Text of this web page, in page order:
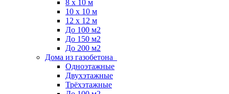
8 x 10 м
10 x 10 м
12 x 12 м
До 100 м2
До 150 м2
До 200 м2
Дома из газобетона
Одноэтажные
Двухэтажные
Трёхэтажные